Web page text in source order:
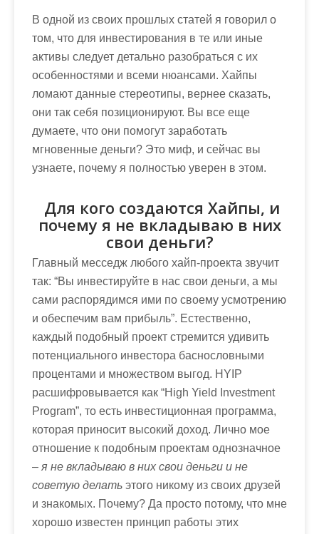
В одной из своих прошлых статей я говорил о
том, что для инвестирования в те или иные
активы следует детально разобраться с их
особенностями и всеми нюансами. Хайпы
ломают данные стереотипы, вернее сказать,
они так себя позиционируют. Вы все еще
думаете, что они помогут заработать
мгновенные деньги? Это миф, и сейчас вы
узнаете, почему я полностью уверен в этом.
Для кого создаются Хайпы, и
почему я не вкладываю в них
свои деньги?
Главный месседж любого хайп-проекта звучит
так: “Вы инвестируйте в нас свои деньги, а мы
сами распорядимся ими по своему усмотрению
и обеспечим вам прибыль”. Естественно,
каждый подобный проект стремится удивить
потенциального инвестора баснословными
процентами и множеством выгод. HYIP
расшифровывается как “High Yield Investment
Program”, то есть инвестиционная программа,
которая приносит высокий доход. Лично мое
отношение к подобным проектам однозначное
– я не вкладываю в них свои деньги и не
советую делать этого никому из своих друзей
и знакомых. Почему? Да просто потому, что мне
хорошо известен принцип работы этих